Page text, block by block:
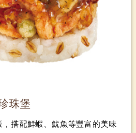
珠堡
搭配鮮蝦、魷魚等豐富的美味